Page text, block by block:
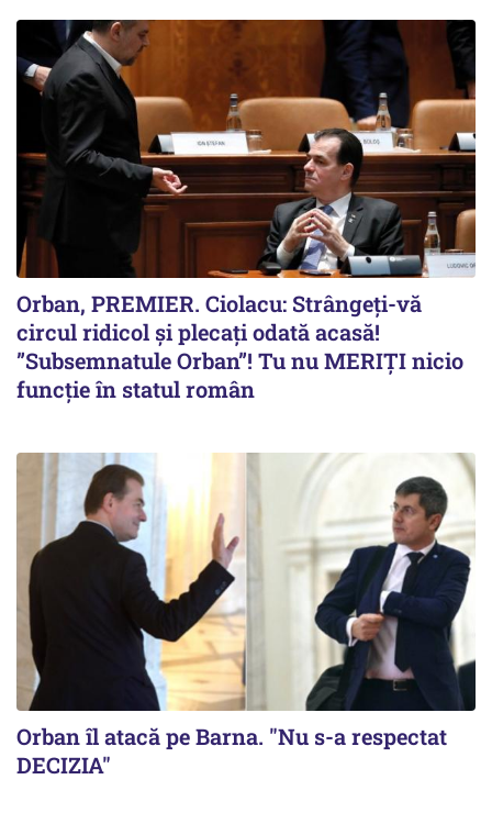
Orban, PREMIER. Ciolacu: Strângeți-vă
circul ridicol și plecați odată acasă!
”Subsemnatule Orban”! Tu nu MERIȚI nicio
funcție în statul român
Orban îl atacă pe Barna. "Nu s-a respectat
DECIZIA"